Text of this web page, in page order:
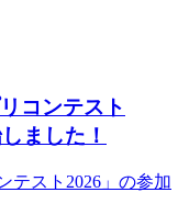
コンテスト
ました！
テスト2026」の参加